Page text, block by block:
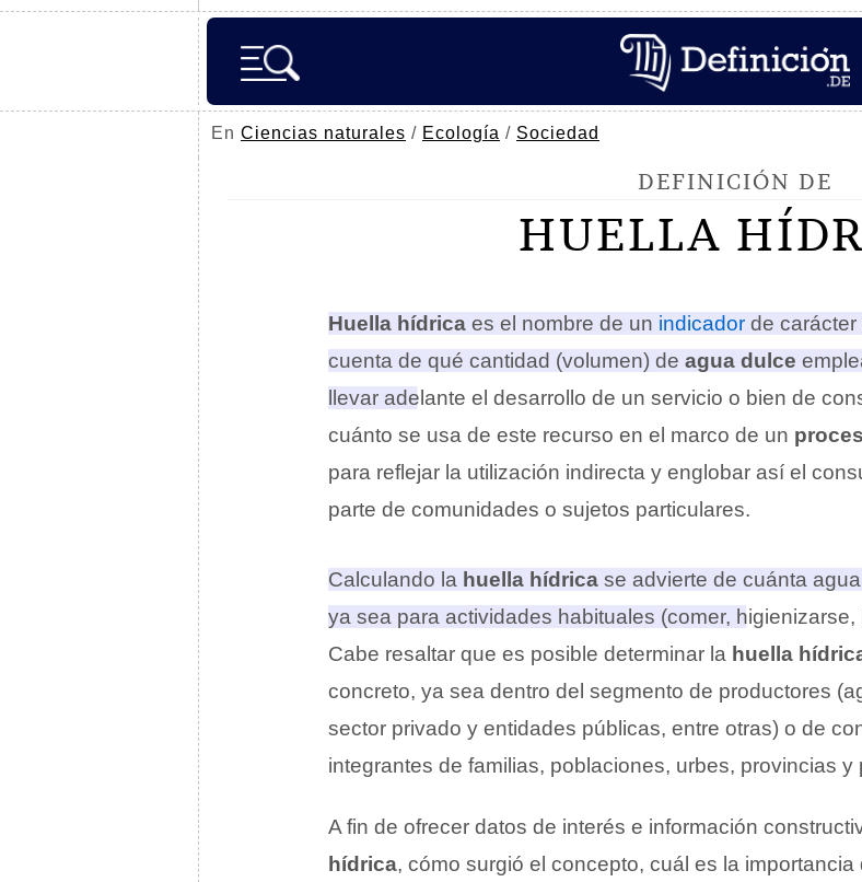
En Ciencias naturales / Ecología / Sociedad
DEFINICIÓN DE
HUELLA
Huella hídrica es el nombre de un indicador de
cuenta de qué cantidad (volumen) de agua dulce
llevar adelante el desarrollo de un servicio o bien de
cuánto se usa de este recurso en el marco de un
para reflejar la utilización indirecta y englobar así el
parte de comunidades o sujetos particulares.
Calculando la huella hídrica se advierte de cuánta
ya sea para actividades habituales (comer,
Cabe resaltar que es posible determinar la huella
concreto, ya sea dentro del segmento de productores
sector privado y entidades públicas, entre otras) o de
integrantes de familias, poblaciones, urbes, provincias y
A fin de ofrecer datos de interés e información
hídrica, cómo surgió el concepto, cuál es la